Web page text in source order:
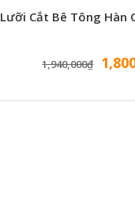
Lưỡi Cắt Bê Tông Hàn
1,940,000₫ Giá
là: